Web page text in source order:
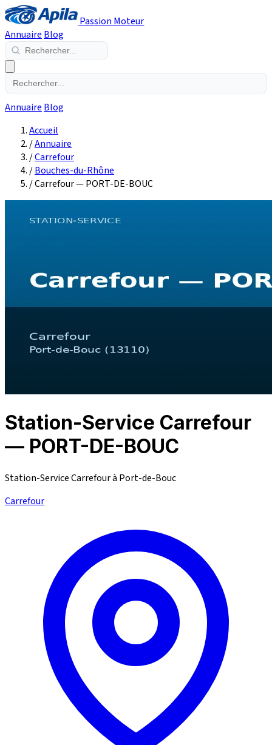
Passion Moteur
Annuaire Blog
Annuaire Blog
Accueil
/Annuaire
/Carrefour
/Bouches-du-Rhône
/Carrefour — PORT-DE-BOUC
Station-Service Carrefour
— PORT-DE-BOUC
Station-Service Carrefour à Port-de-Bouc
Carrefour